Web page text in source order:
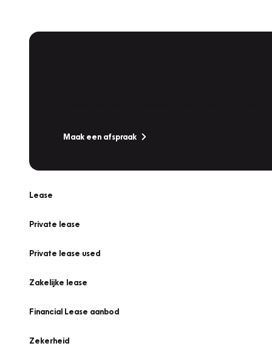
Maak een afspraak
Lease
Private lease
Private lease used
Zakelijke lease
Financial Lease aanbod
Zekerheid